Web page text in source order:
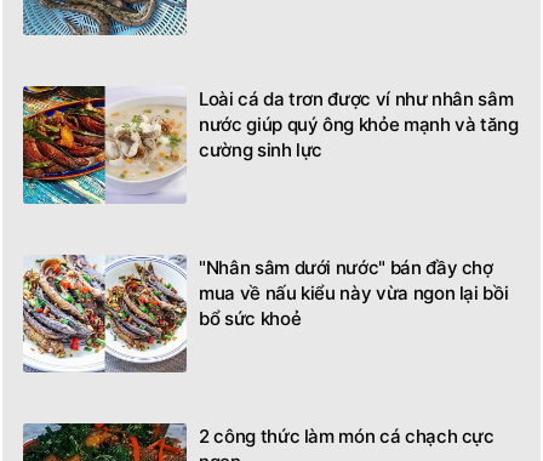
Loài cá da trơn được ví như nhân sâm
nước giúp quý ông khỏe mạnh và tăng
cường sinh lực
"Nhân sâm dưới nước" bán đầy chợ
mua về nấu kiểu này vừa ngon lại bồi
bổ sức khoẻ
2 công thức làm món cá chạch cực